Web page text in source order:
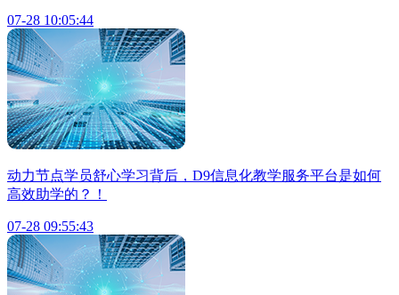
07-28 10:05:44
动力节点学员舒心学习背后，D9信息化教学服务平台是如何
高效助学的？！
07-28 09:55:43